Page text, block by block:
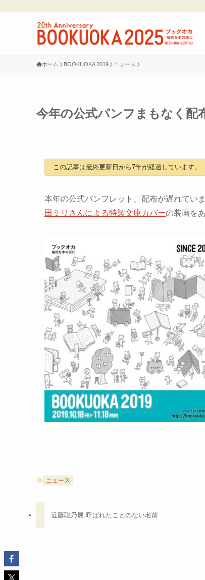
ホーム BOOKUOKA 2019 ニュース
今年の公式パンフまもなく配
この記事は最終更新日から7年が経過しています。
本年の公式パンフレット、配布が遅れてい
田ミリさんによる特製文庫カバーの装画を
ニュース
近藤聡乃展 呼ばれたことのない名前